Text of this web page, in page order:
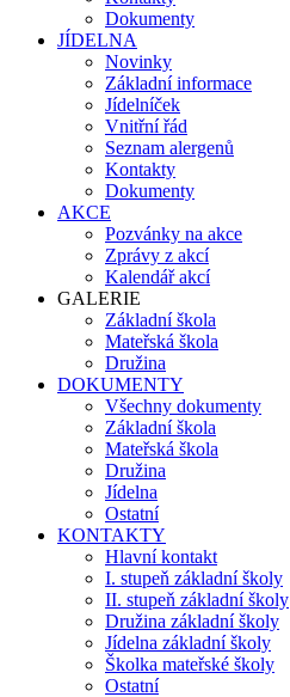
Dokumenty
JÍDELNA
Novinky
Základní informace
Jídelníček
Vnitřní řád
Seznam alergenů
Kontakty
Dokumenty
AKCE
Pozvánky na akce
Zprávy z akcí
Kalendář akcí
GALERIE
Základní škola
Mateřská škola
Družina
DOKUMENTY
Všechny dokumenty
Základní škola
Mateřská škola
Družina
Jídelna
Ostatní
KONTAKTY
Hlavní kontakt
I. stupeň základní školy
II. stupeň základní školy
Družina základní školy
Jídelna základní školy
Školka mateřské školy
Ostatní